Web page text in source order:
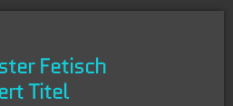
Fetisch
Titel